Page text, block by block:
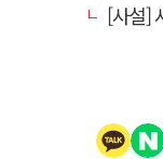
[사설]